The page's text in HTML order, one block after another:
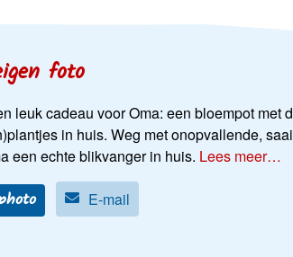
foto
leuk cadeau voor Oma: een bloempot met
in huis. Weg met onopvallende,
een echte blikvanger in huis. Lees meer…
E-mail